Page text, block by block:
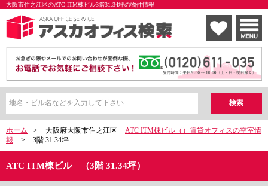
大阪市住之江区のATC ITM棟ビル3階31.34坪の物件情報
ホーム > 大阪府大阪市住之江区
ATC ITM棟ビル（）賃貸オフィスの空室情
報
> 3階 31.34坪
ATC ITM棟ビル （3階 31.34坪）